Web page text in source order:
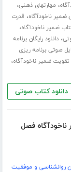
، مهارت­های ذهنی،
ضمیر ناخودآگاه، قدرت
ضمیر ناخودآگاه،
،دانلود رایگان برنامه
صوتی برنامه ریزی
تقویت ضمیر ناخودآگاه،
دانلود کتاب صوتی
فصل
روانشناسی و موفقیت